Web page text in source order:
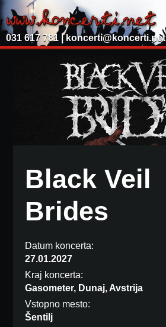
031 617 781 | koncerti@koncerti.net
Black Veil
Brides
Datum koncerta:
27.01.2027
Kraj koncerta:
Gasometer, Dunaj, Avstrija
Vstopno mesto:
Šentilj